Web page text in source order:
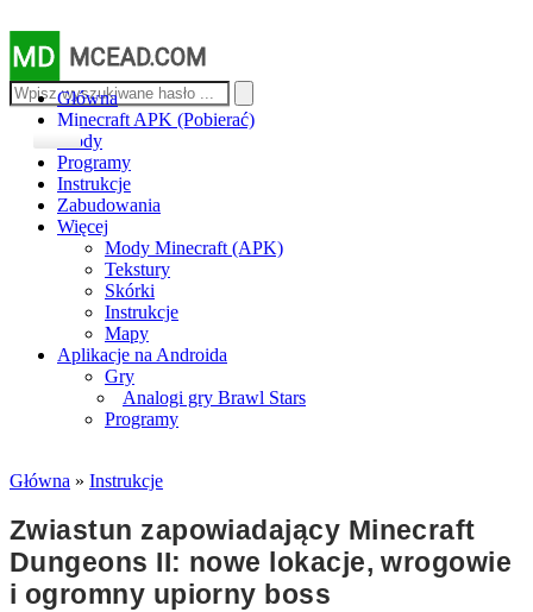
MD MCEAD.COM
Główna
Minecraft APK (Pobierać)
Mody
Programy
Instrukcje
Zabudowania
Więcej
Mody Minecraft (APK)
Tekstury
Skórki
Instrukcje
Mapy
Aplikacje na Androida
Gry
Analogi gry Brawl Stars
Programy
Główna » Instrukcje
Zwiastun zapowiadający Minecraft
Dungeons II: nowe lokacje, wrogowie
i ogromny upiorny boss